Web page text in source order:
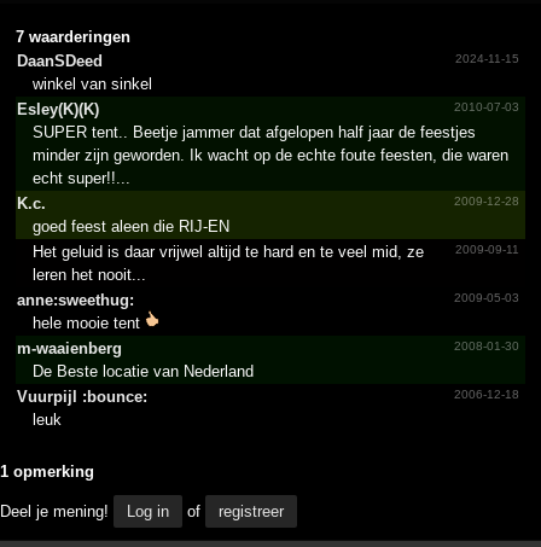
7 waarderingen
DaanSDeed
2024-11-15
winkel van sinkel
Esley(K)(K)
2010-07-03
SUPER tent.. Beetje jammer dat afgelopen half jaar de feestjes
minder zijn geworden. Ik wacht op de echte foute feesten, die waren
echt super!!...
K.c.
2009-12-28
goed feest aleen die RIJ-EN
2009-09-11
Het geluid is daar vrijwel altijd te hard en te veel mid, ze
leren het nooit...
anne:s­weethu­g:
2009-05-03
hele mooie tent
m-waaienberg
2008-01-30
De Beste locatie van Nederland
Vuurpijl :bounce:
2006-12-18
leuk
1 opmerking
Deel je mening! Log in of registreer